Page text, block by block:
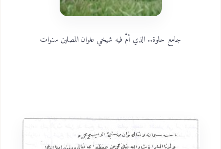
جامع حلوة.. الذي أمَّ فيه شيخي علوان المصلين سنوات